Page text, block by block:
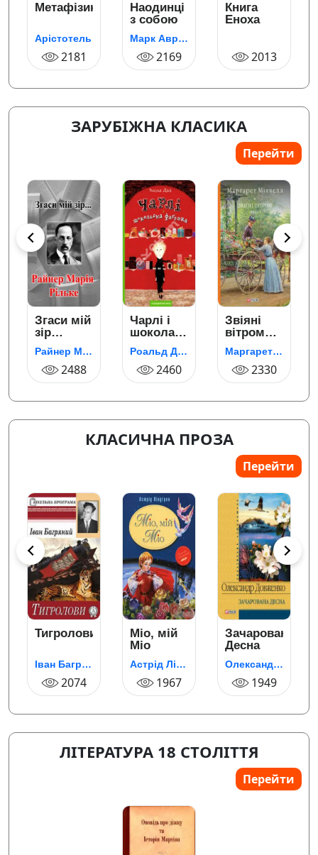
Метафізика
Арістотель
2181
Наодинці
з собою
Марк Аврелій
2169
Книга
Еноха
2013
ЗАРУБІЖНА КЛАСИКА
Перейти
Згаси мій
зір…
Райнер Марія Рільке
2488
Чарлі і
шоколадна
фабрикаРоальд Дал
2460
Звіяні
вітром
(Віднесені
вітром).
Том 1
Маргарет Мітчелл
2330
КЛАСИЧНА ПРОЗА
Перейти
Тигролови
Іван Багряний
2074
Міо, мій
Міо
Астрід Ліндгрен
1967
Зачарована
Десна
Олександр Довженко
1949
ЛІТЕРАТУРА 18 СТОЛІТТЯ
Перейти